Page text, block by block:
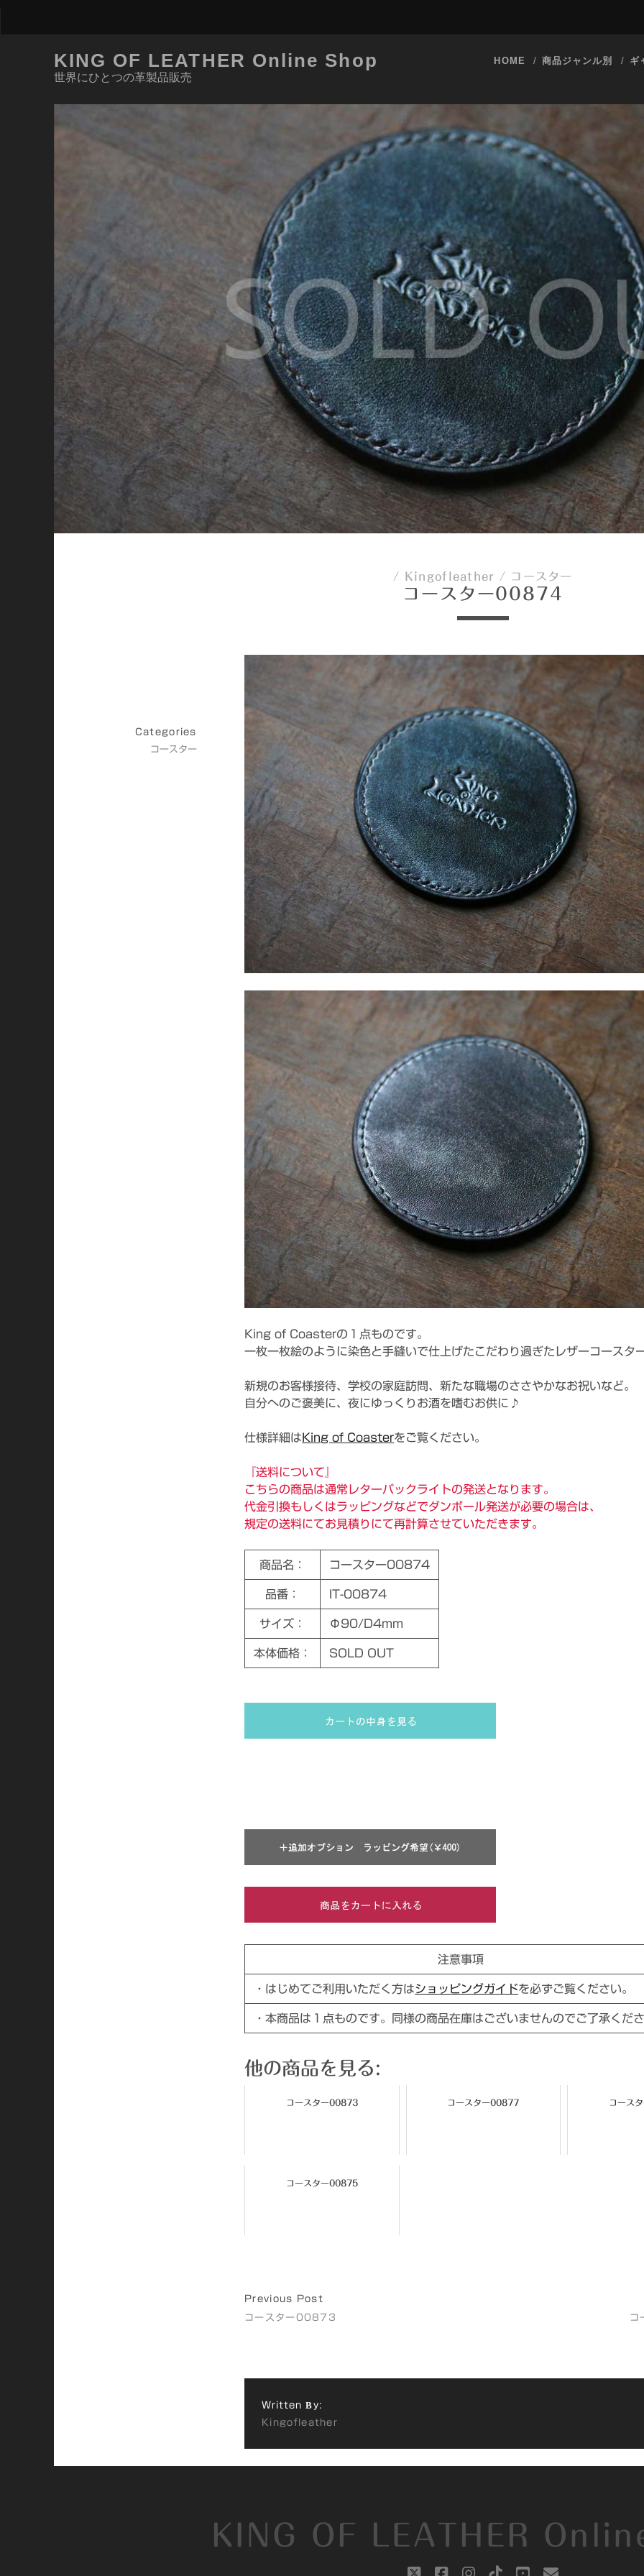
KING OF LEATHER Online Shop
世界にひとつの革製品販売
HOME 商品ジャンル別 ギ
/ Kingofleather / コースター
コースター00874
King of Coasterの１点ものです。
一枚一枚絵のように染色と手縫いで仕上げたこだわり過ぎたレザーコースタ
新規のお客様接待、学校の家庭訪問、新たな職場のささやかなお祝いなど。
自分へのご褒美に、夜にゆっくりお酒を嗜むお供に♪
仕様詳細は King of Coasterをご覧ください。
『送料について』
こちらの商品は通常レターパックライトの発送となります。
代金引換もしくはラッピングなどでダンボール発送が必要の場合は、
規定の送料にてお見積りにて再計算させていただきます。
商品名： コースター00874
品番： IT-00874
サイズ： Φ90/D4mm
本体価格： SOLD OUT
注意事項
・はじめてご利用いただく方はショッピングガイドを必ずご覧ください。
・本商品は１点ものです。同様の商品在庫はございませんのでご了承くだ
他の商品を見る:
コースター00873 コースター00877 コース
コースター00875
Previous Post
コースター00873
コ
Categories
コースター
Written By:
Kingofleather
KING OF LEATHER